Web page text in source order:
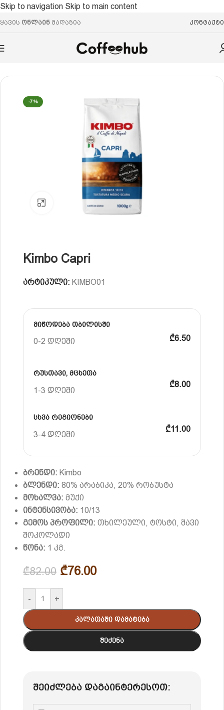
Skip to navigation Skip to main content
ყავის ონლაინ მაღაზია კონტაქტი
-7%
Kimbo Capri
არტიკული: KIMBO01
მიწოდება თბილისში
0-2 დღეში ₾6.50
რუსთავი, მცხეთა
1-3 დღეში
₾8.00
სხვა რეგიონები
3-4 დღეში
₾11.00
ბრენდი: Kimbo
ბლენდი: 80% არაბიკა, 20% რობუსტა
მოხალვა: მუქი
ინტენსივობა: 10/13
გემოს პროფილი: თხილეული, ტოსტი, შავი
შოკოლადი
წონა: 1 კგ.
₾82.00 ₾76.00
- +
Კალათაში Დამატება
Შეძენა
შეიძლება დაგაინტერესოთ: